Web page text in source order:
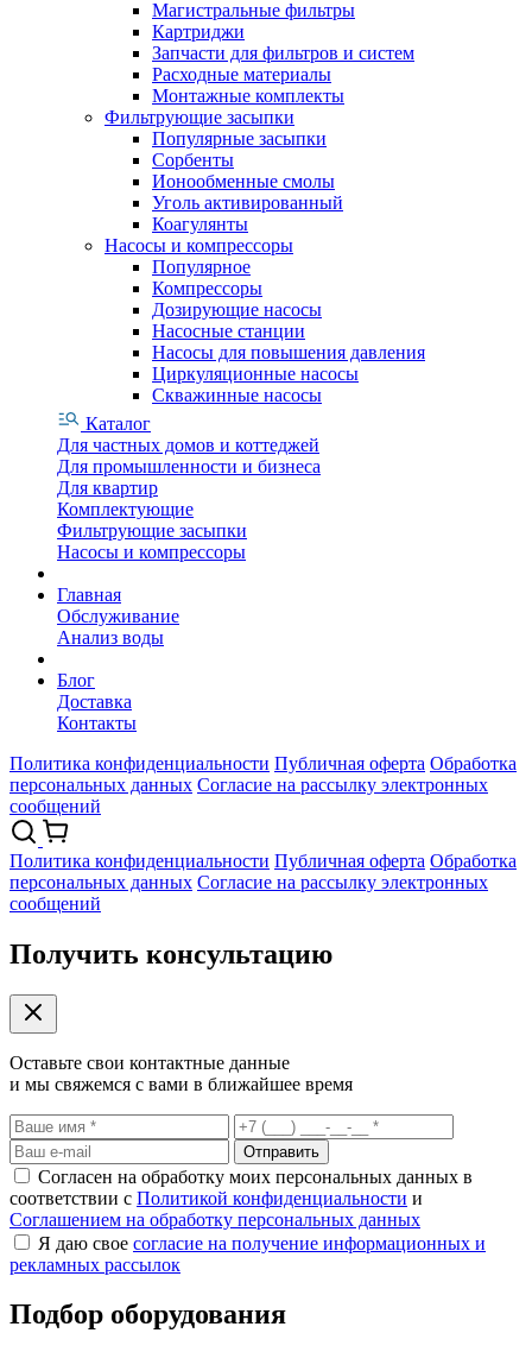
Магистральные фильтры
Картриджи
Запчасти для фильтров и систем
Расходные материалы
Монтажные комплекты
Фильтрующие засыпки
Популярные засыпки
Сорбенты
Ионообменные смолы
Уголь активированный
Коагулянты
Насосы и компрессоры
Популярное
Компрессоры
Дозирующие насосы
Насосные станции
Насосы для повышения давления
Циркуляционные насосы
Скважинные насосы
Каталог
Для частных домов и коттеджей
Для промышленности и бизнеса
Для квартир
Комплектующие
Фильтрующие засыпки
Насосы и компрессоры
Главная
Обслуживание
Анализ воды
Блог
Доставка
Контакты
Политика конфиденциальности Публичная оферта Обработка
персональных данных Согласие на рассылку электронных
сообщений
Политика конфиденциальности Публичная оферта Обработка
персональных данных Согласие на рассылку электронных
сообщений
Получить консультацию
Оставьте свои контактные данные
и мы свяжемся с вами в ближайшее время
Отправить
Согласен на обработку моих персональных данных в
соответствии с Политикой конфиденциальности и
Соглашением на обработку персональных данных
Я даю свое согласие на получение информационных и
рекламных рассылок
Подбор оборудования